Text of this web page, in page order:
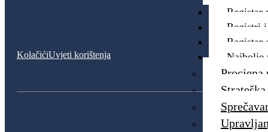
Registar
Registri
Registar
Najbolje
Procjena
KolačićiUvjeti korištenja